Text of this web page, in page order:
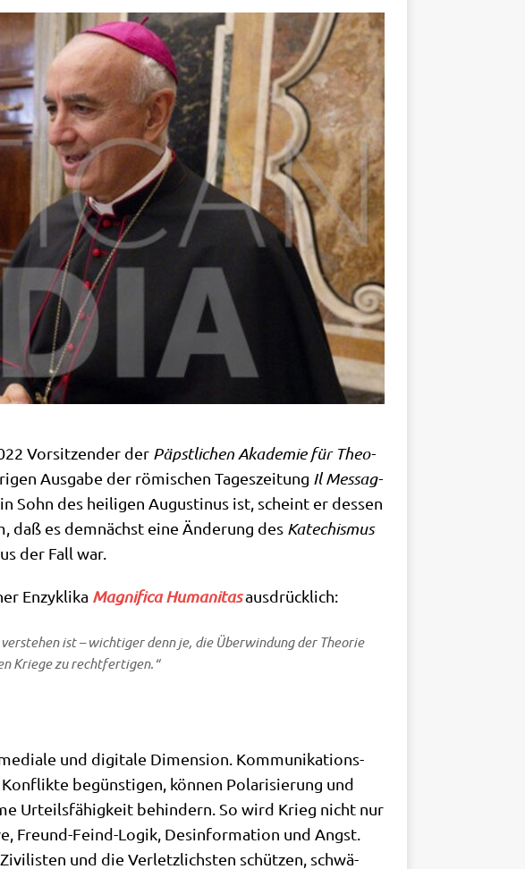
Vor­sit­zen­der der Päpst­li­chen Aka­de­mie für Theo­
Aus­ga­be der römi­schen Tages­zei­tung Il Mess­ag­
des hei­li­gen Augu­sti­nus ist, scheint er des­sen
daß es dem­nächst eine Ände­rung des Kate­chis­mus
der Fall war.
Enzy­kli­ka Magni­fi­ca Huma­ni­tasausdrücklich:
ist – wich­ti­ger denn je, die Über­win­dung der Theo­rie
Krie­ge zu rechtfertigen.“
und digi­ta­le Dimen­si­on. Kom­mu­ni­ka­ti­ons­
begün­sti­gen, kön­nen Pola­ri­sie­rung und
Urteils­fä­hig­keit behin­dern. So wird Krieg nicht nur
Freund-Feind-Logik, Des­in­for­ma­ti­on und Angst.
und die Ver­letz­lich­sten schüt­zen, schwä­